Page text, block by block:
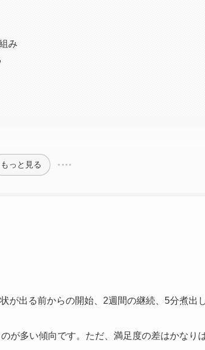
み
もっと見る
が多い傾向です。ただ、満足度の差はかなり